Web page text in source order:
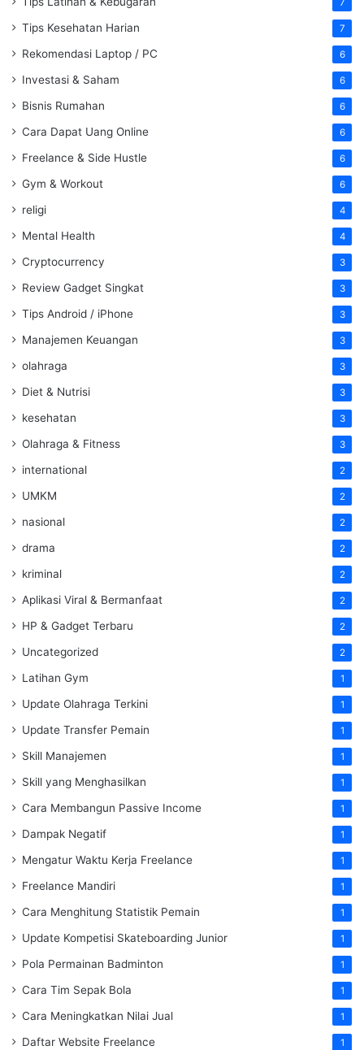
7
Tips Kesehatan Harian 7
Rekomendasi Laptop / PC 6
Investasi & Saham 6
Bisnis Rumahan 6
Cara Dapat Uang Online 6
Freelance & Side Hustle 6
Gym & Workout 6
religi 4
Mental Health 4
Cryptocurrency 3
Review Gadget Singkat 3
Tips Android / iPhone 3
Manajemen Keuangan 3
olahraga 3
Diet & Nutrisi 3
kesehatan 3
Olahraga & Fitness 3
international 2
UMKM 2
nasional 2
drama 2
kriminal 2
Aplikasi Viral & Bermanfaat 2
HP & Gadget Terbaru 2
Uncategorized 2
Latihan Gym 1
Update Olahraga Terkini 1
Update Transfer Pemain 1
Skill Manajemen 1
Skill yang Menghasilkan 1
Cara Membangun Passive Income 1
Dampak Negatif 1
Mengatur Waktu Kerja Freelance 1
Freelance Mandiri 1
Cara Menghitung Statistik Pemain 1
Update Kompetisi Skateboarding Junior 1
Pola Permainan Badminton 1
Cara Tim Sepak Bola 1
Cara Meningkatkan Nilai Jual 1
Daftar Website Freelance 1